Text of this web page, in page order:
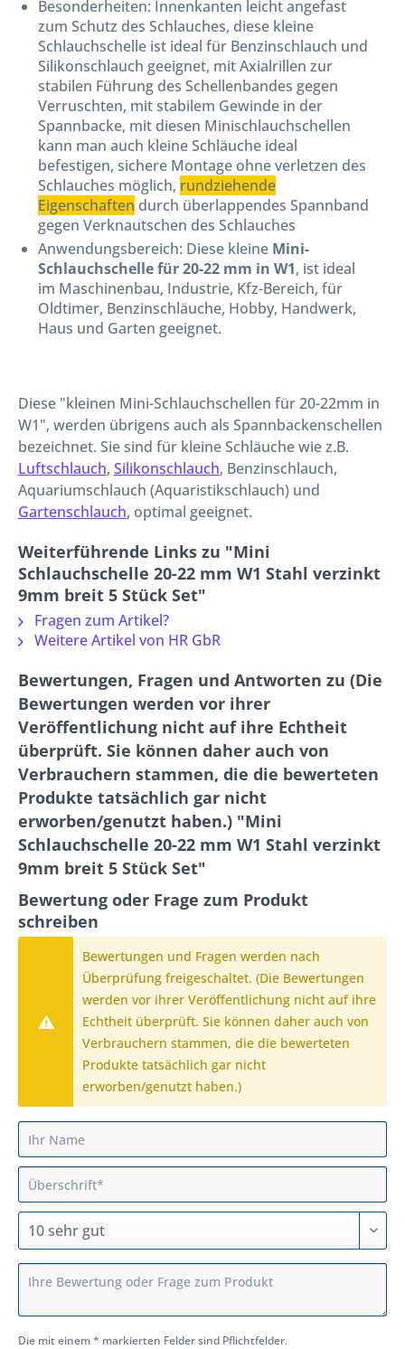
Besonderheiten: Innenkanten leicht angefast
zum Schutz des Schlauches, diese kleine
Schlauchschelle ist ideal für Benzinschlauch und
Silikonschlauch geeignet, mit Axialrillen zur
stabilen Führung des Schellenbandes gegen
Verruschten, mit stabilem Gewinde in der
Spannbacke, mit diesen Minischlauchschellen
kann man auch kleine Schläuche ideal
befestigen, sichere Montage ohne verletzen des
Schlauches möglich, rundziehende
Eigenschaften durch überlappendes Spannband
gegen Verknautschen des Schlauches
Anwendungsbereich: Diese kleine Mini-
Schlauchschelle für 20-22 mm in W1, ist ideal
im Maschinenbau, Industrie, Kfz-Bereich, für
Oldtimer, Benzinschläuche, Hobby, Handwerk,
Haus und Garten geeignet.
Diese "kleinen Mini-Schlauchschellen für 20-22mm in
W1", werden übrigens auch als Spannbackenschellen
bezeichnet. Sie sind für kleine Schläuche wie z.B.
Luftschlauch, Silikonschlauch, Benzinschlauch,
Aquariumschlauch (Aquaristikschlauch) und
Gartenschlauch, optimal geeignet.
Weiterführende Links zu "Mini
Schlauchschelle 20-22 mm W1 Stahl verzinkt
9mm breit 5 Stück Set"
Fragen zum Artikel?
Weitere Artikel von HR GbR
Bewertungen, Fragen und Antworten zu (Die
Bewertungen werden vor ihrer
Veröffentlichung nicht auf ihre Echtheit
überprüft. Sie können daher auch von
Verbrauchern stammen, die die bewerteten
Produkte tatsächlich gar nicht
erworben/genutzt haben.) "Mini
Schlauchschelle 20-22 mm W1 Stahl verzinkt
9mm breit 5 Stück Set"
Bewertung oder Frage zum Produkt
schreiben
Bewertungen und Fragen werden nach
Überprüfung freigeschaltet. (Die Bewertungen
werden vor ihrer Veröffentlichung nicht auf ihre
Echtheit überprüft. Sie können daher auch von
Verbrauchern stammen, die die bewerteten
Produkte tatsächlich gar nicht
erworben/genutzt haben.)
Die mit einem * markierten Felder sind Pflichtfelder.